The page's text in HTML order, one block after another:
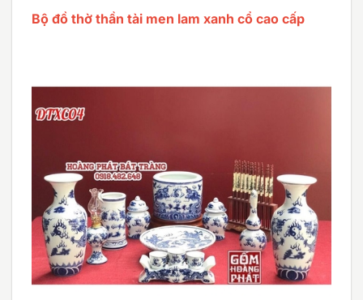
Bộ đồ thờ thần tài men lam xanh cổ cao cấp